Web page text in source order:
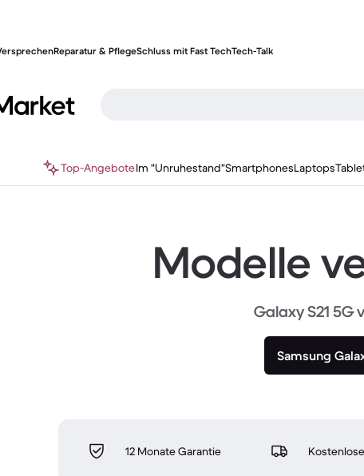
Reparatur & PflegeSchluss mit Fast TechTech-Talk
Top-AngeboteIm "Unruhestand"SmartphonesLaptops
Modelle
Galaxy S21 5G
Samsung
12 Monate Garantie